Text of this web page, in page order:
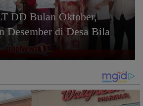
DD Bulan Oktober,
Desember di Desa Bila